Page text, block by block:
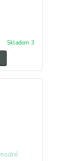
Skladom 3